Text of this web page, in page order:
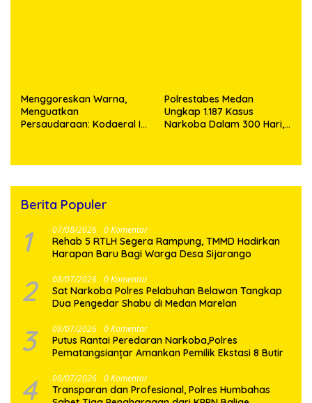
‎Menggoreskan Warna,
Menguatkan
Persaudaraan: Kodaeral I
Polrestabes Medan
Ungkap 1.187 Kasus
Narkoba Dalam 300 Hari,
Berita Populer
1 07/08/2026 0 Komentar
Rehab 5 RTLH Segera Rampung, TMMD Hadirkan
Harapan Baru Bagi Warga Desa Sijarango
2 08/07/2026 0 Komentar
Sat Narkoba Polres Pelabuhan Belawan Tangkap
Dua Pengedar Shabu di Medan Marelan
3 08/07/2026 0 Komentar
Putus Rantai Peredaran Narkoba,Polres
Pematangsianțar Amankan Pemilik Ekstasi 8 Butir
4 08/07/2026 0 Komentar
Transparan dan Profesional, Polres Humbahas